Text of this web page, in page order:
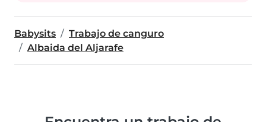
Babysits
Trabajo de canguro
Albaida del Aljarafe